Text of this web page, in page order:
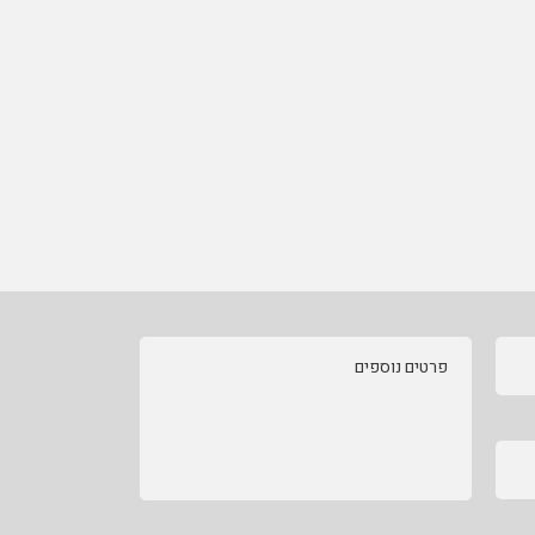
פרטים נוספים